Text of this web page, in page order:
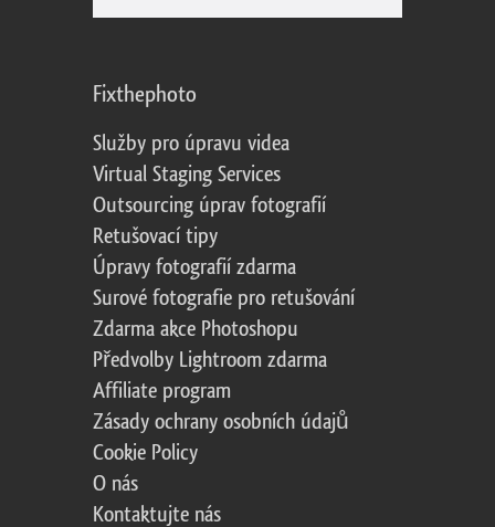
Fixthephoto
Služby pro úpravu videa
Virtual Staging Services
Outsourcing úprav fotografií
Retušovací tipy
Úpravy fotografií zdarma
Surové fotografie pro retušování
Zdarma akce Photoshopu
Předvolby Lightroom zdarma
Affiliate program
Zásady ochrany osobních údajů
Cookie Policy
O nás
Kontaktujte nás